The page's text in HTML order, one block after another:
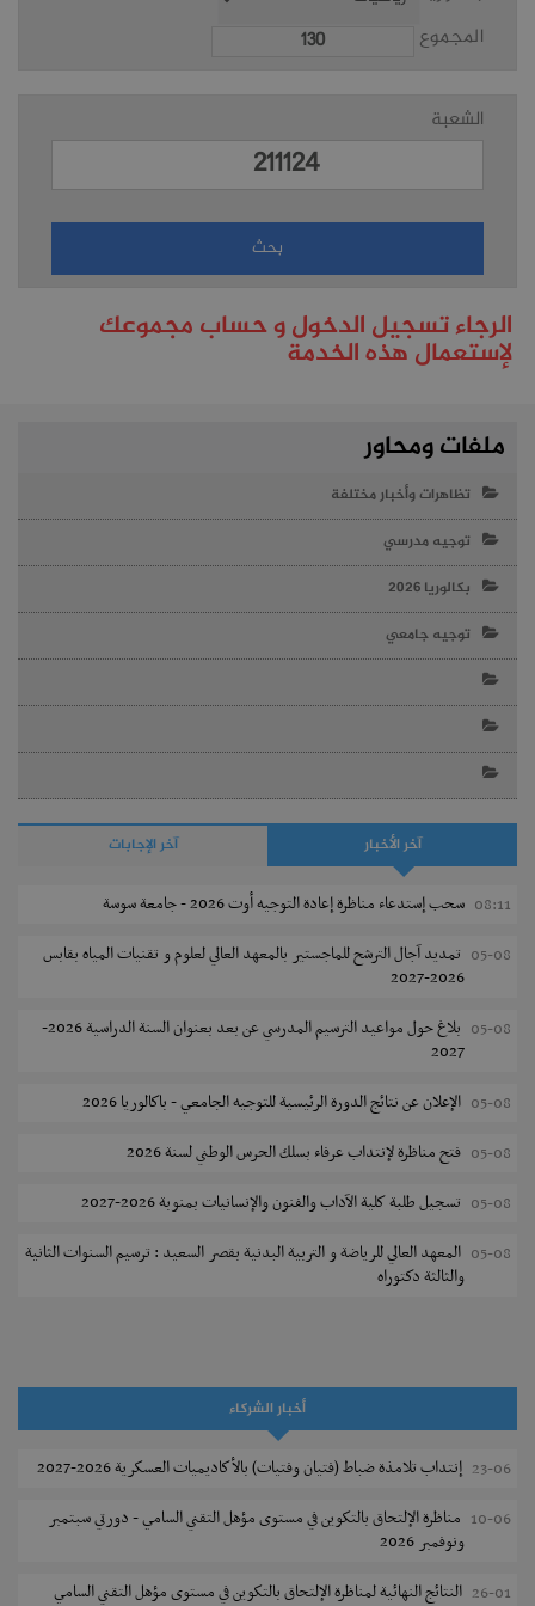
المجموع
الشعبة
الرجاء تسجيل الدخول و حساب مجموعك
لإستعمال هذه الخدمة
ملفات ومحاور
تظاهرات وأخبار مختلفة
توجيه مدرسي
بكالوريا 2026
توجيه جامعي
آخر الأخبار آخر الإجابات
08:11 سحب إستدعاء مناظرة إعادة التوجيه أوت 2026 - جامعة سوسة
05-08 تمديد آجال الترشح للماجستير بالمعهد العالي لعلوم و تقنيات المياه بقابس
2026-2027
05-08
بلاغ حول مواعيد الترسيم المدرسي عن بعد بعنوان السنة الدراسية 2026-
2027
05-08 الإعلان عن نتائج الدورة الرئيسية للتوجيه الجامعي - باكالوريا 2026
05-08 فتح مناظرة لإنتداب عرفاء بسلك الحرس الوطني لسنة 2026
05-08 تسجيل طلبة كلية الآداب والفنون والإنسانيات بمنوبة 2026-2027
05-08 المعهد العالي للرياضة و التربية البدنية بقصر السعيد : ترسيم السنوات الثانية
والثالثة دكتوراه
05-08
الترشح للماجستير بالمعهد العالي للرياضة والتربية البدنية بصفاقس 2026-
المركز القطاعي للتكوين في الآلية الفلاحية جوقار الفحص :فتح باب الترشح
أخبار الشركاء
23-06 إنتداب تلامذة ضباط (فتيان وفتيات) بالأكاديميات العسكرية 2026-2027
10-06 مناظرة الإلتحاق بالتكوين في مستوى مؤهل التقني السامي - دورتي سبتمبر
ونوفمبر 2026
26-01 النتائج النهائية لمناظرة الإلتحاق بالتكوين في مستوى مؤهل التقني السامي